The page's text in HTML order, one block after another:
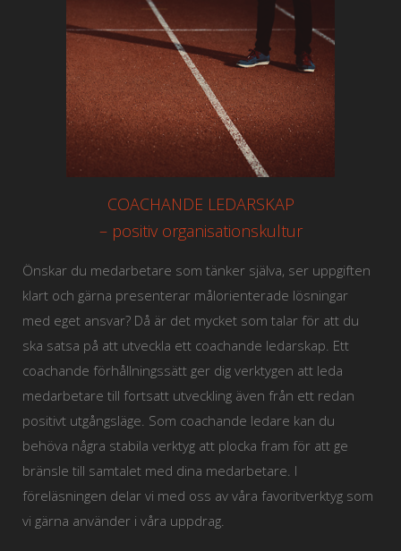
COACHANDE LEDARSKAP
– positiv organisationskultur
Önskar du medarbetare som tänker själva, ser uppgiften
klart och gärna presenterar målorienterade lösningar
med eget ansvar? Då är det mycket som talar för att du
ska satsa på att utveckla ett coachande ledarskap. Ett
coachande förhållningssätt ger dig verktygen att leda
medarbetare till fortsatt utveckling även från ett redan
positivt utgångsläge. Som coachande ledare kan du
behöva några stabila verktyg att plocka fram för att ge
bränsle till samtalet med dina medarbetare. I
föreläsningen delar vi med oss av våra favoritverktyg som
vi gärna använder i våra uppdrag.